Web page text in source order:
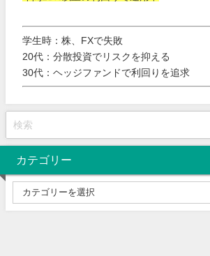
学生時：株、FXで失敗
20代：分散投資でリスクを抑える
30代：ヘッジファンドで利回りを追求
カテゴリー